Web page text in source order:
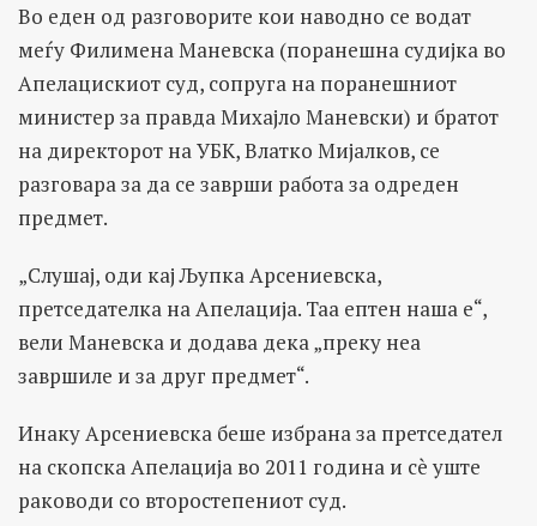
Во еден од разговорите кои наводно се водат
меѓу Филимена Маневска (поранешна судијка во
Апелацискиот суд, сопруга на поранешниот
министер за правда Михајло Маневски) и братот
на директорот на УБК, Влатко Мијалков, се
разговара за да се заврши работа за одреден
предмет.
„Слушај, оди кај Љупка Арсениевска,
претседателка на Апелација. Таа ептен наша е“,
вели Маневска и додава дека „преку неа
завршиле и за друг предмет“.
Инаку Арсениевска беше избрана за претседател
на скопска Апелација во 2011 година и сè уште
раководи со второстепениот суд.